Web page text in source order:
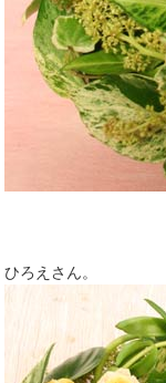
ひろえさん。